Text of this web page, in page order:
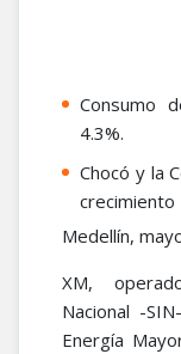
Consumo
4.3%.
Chocó y la
crecimiento
Medellín,
XM,
Nacional -
Energía